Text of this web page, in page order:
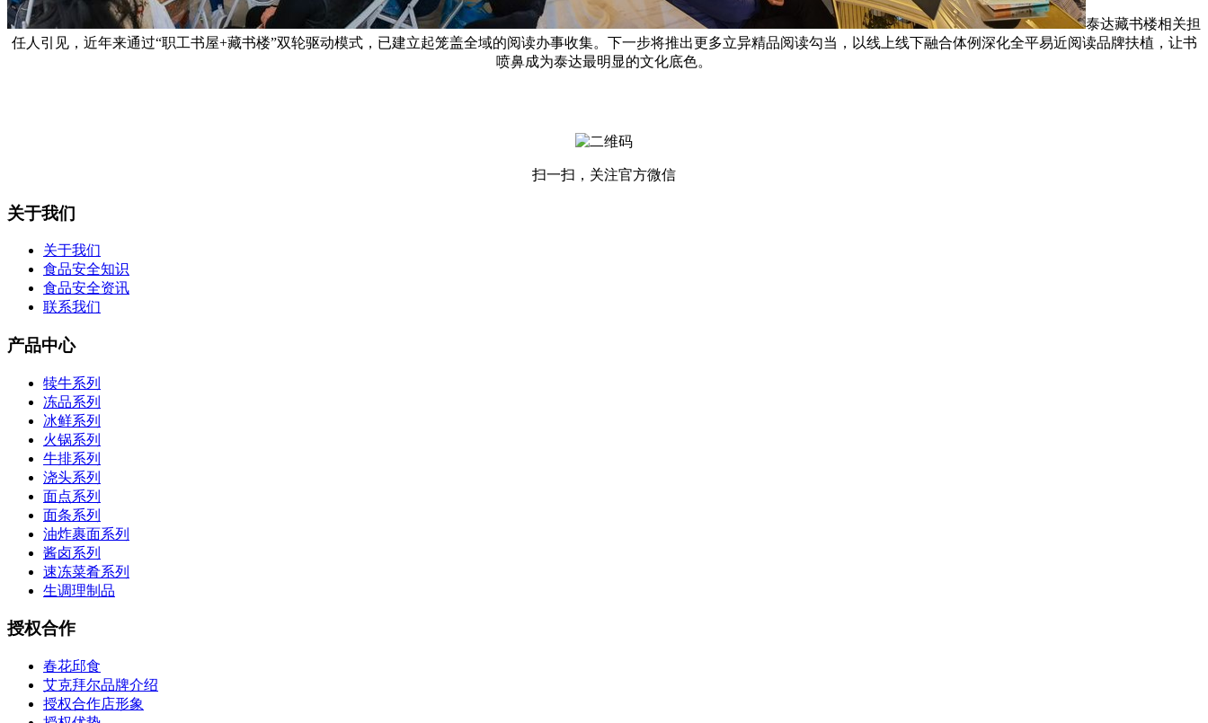
泰达藏书楼相关担
任人引见，近年来通过“职工书屋+藏书楼”双轮驱动模式，已建立起笼盖全域的阅读办事收集。下一步将推出更多立异精品阅读勾当，以线上线下融合体例深化全平易近阅读品牌扶植，让书
喷鼻成为泰达最明显的文化底色。
扫一扫，关注官方微信
关于我们
关于我们
食品安全知识
食品安全资讯
联系我们
产品中心
犊牛系列
冻品系列
冰鲜系列
火锅系列
牛排系列
浇头系列
面点系列
面条系列
油炸裹面系列
酱卤系列
速冻菜肴系列
生调理制品
授权合作
春花邱食
艾克拜尔品牌介绍
授权合作店形象